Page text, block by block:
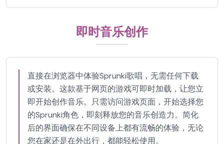
即时音乐创作
直接在浏览器中体验Sprunki歌唱，无需任何下载
或安装。这款基于网页的游戏可即时加载，让您立
即开始创作音乐。只需访问游戏页面，开始选择您
的Sprunki角色，即刻释放您的音乐创造力。简化
后的界面确保在不同设备上都有流畅的体验，无论
您在家还是在外出行，都能轻松使用。